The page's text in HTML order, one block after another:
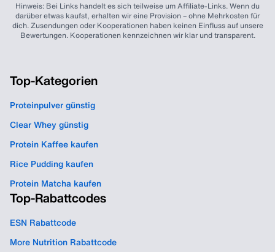
Hinweis: Bei Links handelt es sich teilweise um Affiliate-Links. Wenn du
darüber etwas kaufst, erhalten wir eine Provision – ohne Mehrkosten für
dich. Zusendungen oder Kooperationen haben keinen Einfluss auf unsere
Bewertungen. Kooperationen kennzeichnen wir klar und transparent.
Top-Kategorien
Proteinpulver günstig
Clear Whey günstig
Protein Kaffee kaufen
Rice Pudding kaufen
Protein Matcha kaufen
Top-Rabattcodes
ESN Rabattcode
More Nutrition Rabattcode